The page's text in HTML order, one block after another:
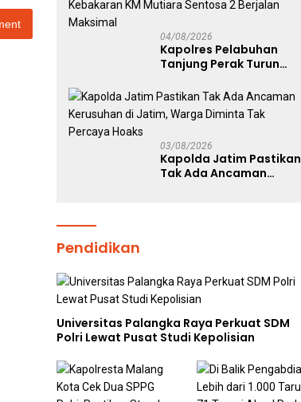
04/08/2026
Kapolres Pelabuhan
Tanjung Perak Turun
Pastikan Penanganan
Kebakaran KM Mutiara
Sentosa 2 Berjalan
03/08/2026
Kapolda Jatim Pastikan
Tak Ada Ancaman
Pendidikan
Universitas Palangka Raya Perkuat SDM
Polri Lewat Pusat Studi Kepolisian